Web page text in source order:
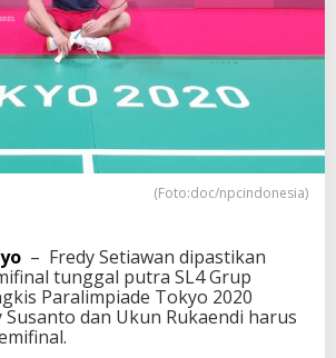
R
u
k
a
e
n
i
T
i
n
g
k
i
(Foto:doc/npcindonesia)
– Fredy Setiawan dipastikan
tunggal putra SL4 Grup
Paralimpiade Tokyo 2020
dan Ukun Rukaendi harus